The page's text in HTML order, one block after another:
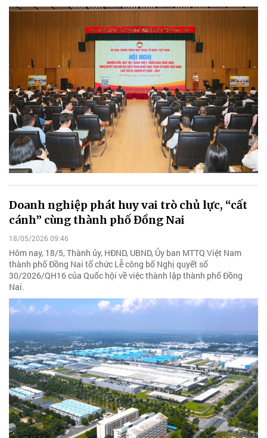
Doanh nghiệp phát huy vai trò chủ lực, “cất
cánh” cùng thành phố Đồng Nai
18/05/2026 09:46
Hôm nay, 18/5, Thành ủy, HĐND, UBND, Ủy ban MTTQ Việt Nam
thành phố Đồng Nai tổ chức Lễ công bố Nghị quyết số
30/2026/QH16 của Quốc hội về việc thành lập thành phố Đồng
Nai.